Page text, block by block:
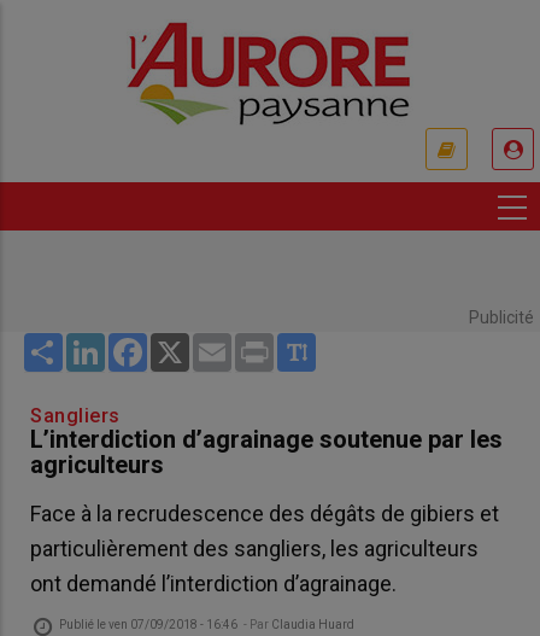
Publicité
Share LinkedInFacebook
X Email Print
Sangliers
L’interdiction d’agrainage soutenue par les
agriculteurs
Face à la recrudescence des dégâts de gibiers et
particulièrement des sangliers, les agriculteurs
ont demandé l’interdiction d’agrainage.
Publié leven 07/09/2018 - 16:46 - Par Claudia Huard